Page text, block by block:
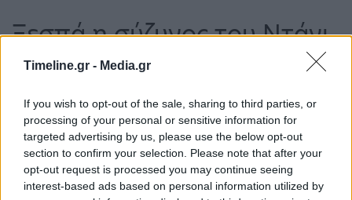
Timeline.gr - Media.gr
If you wish to opt-out of the sale, sharing to third parties, or
processing of your personal or sensitive information for
targeted advertising by us, please use the below opt-out
section to confirm your selection. Please note that after your
opt-out request is processed you may continue seeing
interest-based ads based on personal information utilized by
Ξεσπά η σύζυγος του Ντάνι
Άλβες
ΟΝτάνι Άλβεςσυνελήφθη έπειτα
απόκαταγγελία για σεξουαλική επίθεσηκαι το
δικαστήριο αποφάσισε την προφυλάκισή του.
Και τώρα η σύζυγός του, ζει το δικό της δράμα.